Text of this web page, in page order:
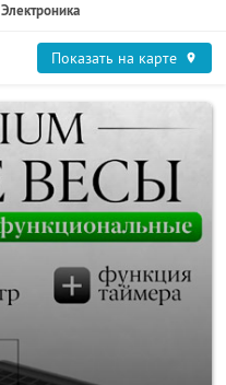
Электроника
Показать на карте